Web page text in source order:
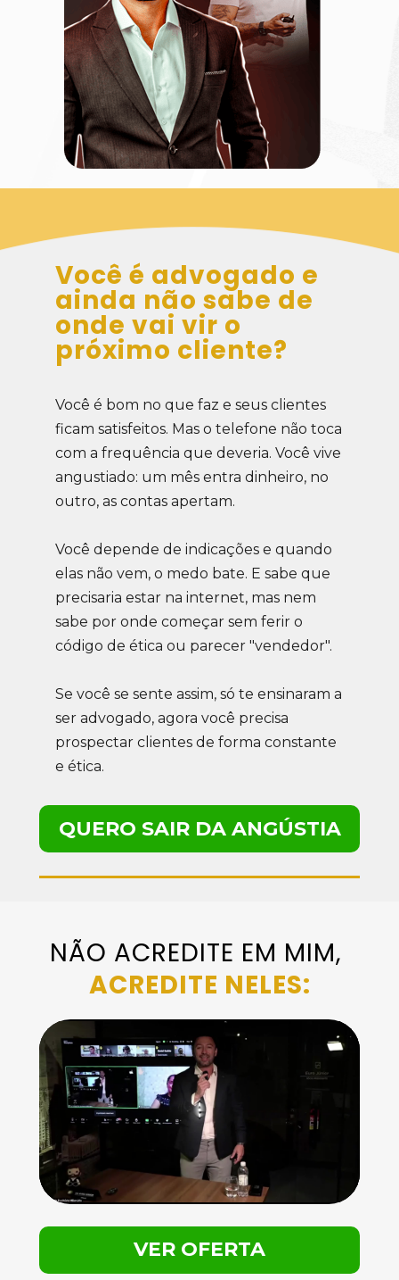
Você é advogado e
ainda não sabe de
onde vai vir o
próximo cliente?
Você é bom no que faz e seus clientes
ficam satisfeitos. Mas o telefone não toca
com a frequência que deveria. Você vive
angustiado: um mês entra dinheiro, no
outro, as contas apertam.
Você depende de indicações e quando
elas não vem, o medo bate. E sabe que
precisaria estar na internet, mas nem
sabe por onde começar sem ferir o
código de ética ou parecer "vendedor".
Se você se sente assim, só te ensinaram a
ser advogado, agora você precisa
prospectar clientes de forma constante
e ética.
QUERO SAIR DA ANGÚSTIA
NÃO ACREDITE EM MIM,
ACREDITE NELES:
VER OFERTA